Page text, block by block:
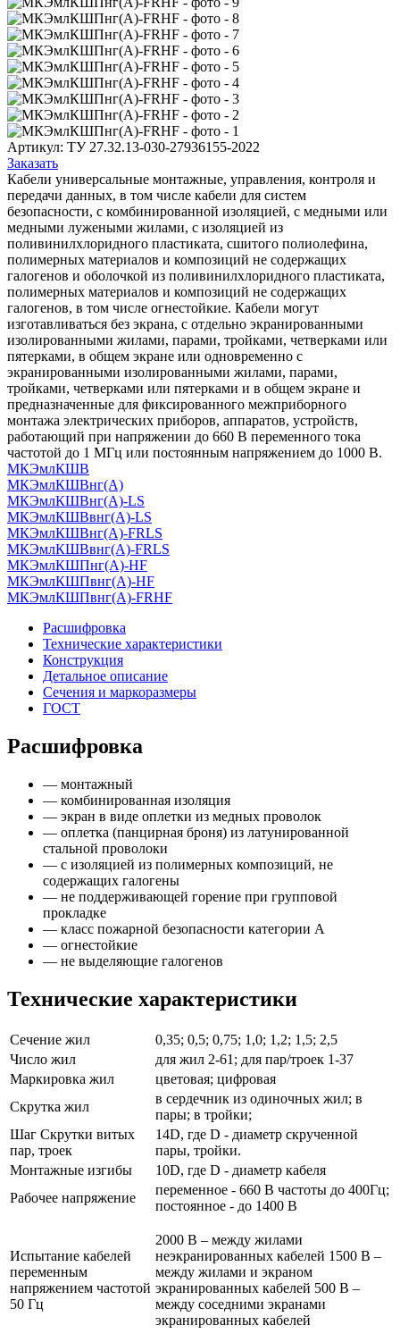
Артикул: ТУ 27.32.13-030-27936155-2022
Заказать
Кабели универсальные монтажные, управления, контроля и
передачи данных, в том числе кабели для систем
безопасности, с комбинированной изоляцией, с медными или
медными лужеными жилами, с изоляцией из
поливинилхлоридного пластиката, сшитого полиолефина,
полимерных материалов и композиций не содержащих
галогенов и оболочкой из поливинилхлоридного пластиката,
полимерных материалов и композиций не содержащих
галогенов, в том числе огнестойкие. Кабели могут
изготавливаться без экрана, с отдельно экранированными
изолированными жилами, парами, тройками, четверками или
пятерками, в общем экране или одновременно с
экранированными изолированными жилами, парами,
тройками, четверками или пятерками и в общем экране и
предназначенные для фиксированного межприборного
монтажа электрических приборов, аппаратов, устройств,
работающий при напряжении до 660 В переменного тока
частотой до 1 МГц или постоянным напряжением до 1000 В.
МКЭмлКШВ
МКЭмлКШВнг(А)
МКЭмлКШВнг(А)-LS
МКЭмлКШВвнг(А)-LS
МКЭмлКШВнг(А)-FRLS
МКЭмлКШВвнг(А)-FRLS
МКЭмлКШПнг(А)-HF
МКЭмлКШПвнг(А)-HF
МКЭмлКШПвнг(А)-FRHF
Расшифровка
Технические характеристики
Конструкция
Детальное описание
Сечения и маркоразмеры
ГОСТ
Расшифровка
— монтажный
— комбинированная изоляция
— экран в виде оплетки из медных проволок
— оплетка (панцирная броня) из латунированной
стальной проволоки
— с изоляцией из полимерных композиций, не
содержащих галогены
— не поддерживающей горение при групповой
прокладке
— класс пожарной безопасности категории А
— огнестойкие
— не выделяющие галогенов
Технические характеристики
Сечение жил
0,35; 0,5; 0,75; 1,0; 1,2; 1,5; 2,5
Число жил
для жил 2-61; для пар/троек 1-37
Маркировка жил
цветовая; цифровая
Скрутка жил
в сердечник из одиночных жил; в
пары; в тройки;
Шаг Скрутки витых
пар, троек
14D, где D - диаметр скрученной
пары, тройки.
Монтажные изгибы
10D, где D - диаметр кабеля
Рабочее напряжение
переменное - 660 В частоты до 400Гц;
постоянное - до 1400 В
Испытание кабелей
переменным
напряжением частотой
50 Гц
2000 В – между жилами
неэкранированных кабелей 1500 В –
между жилами и экраном
экранированных кабелей 500 В –
между соседними экранами
экранированных кабелей